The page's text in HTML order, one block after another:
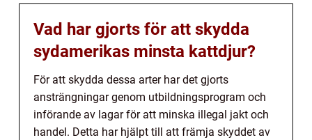
Vad har gjorts för att skydda
sydamerikas minsta kattdjur?
För att skydda dessa arter har det gjorts
ansträngningar genom utbildningsprogram och
införande av lagar för att minska illegal jakt och
handel. Detta har hjälpt till att främja skyddet av